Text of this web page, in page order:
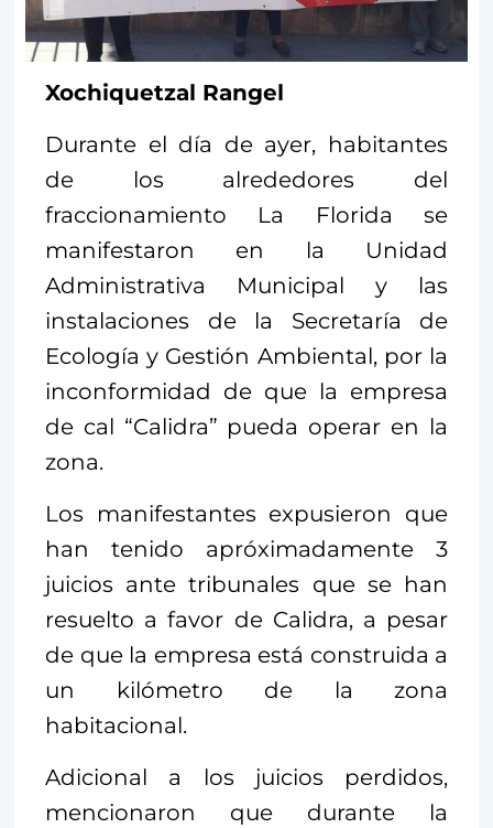
Xochiquetzal Rangel
Durante el día de ayer, habitantes
de los alrededores del
fraccionamiento La Florida se
manifestaron en la Unidad
Administrativa Municipal y las
instalaciones de la Secretaría de
Ecología y Gestión Ambiental, por la
inconformidad de que la empresa
de cal “Calidra” pueda operar en la
zona.
Los manifestantes expusieron que
han tenido apróximadamente 3
juicios ante tribunales que se han
resuelto a favor de Calidra, a pesar
de que la empresa está construida a
un kilómetro de la zona
habitacional.
Adicional a los juicios perdidos,
mencionaron que durante la